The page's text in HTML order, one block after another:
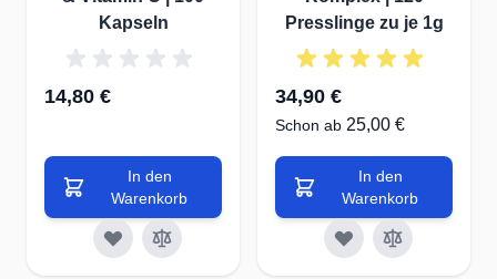
Kapseln
14,80 €
In den
Warenkorb
Presslinge zu je 1g
34,90 €
Schon ab 25,00 €
In den
Warenkorb